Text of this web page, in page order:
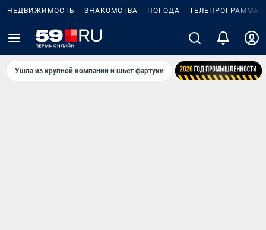
НЕДВИЖИМОСТЬ ЗНАКОМСТВА ПОГОДА ТЕЛЕПРОГРАММА
Ушла из крупной компании и шьет фартуки